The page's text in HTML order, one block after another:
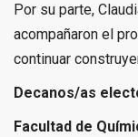
Por su parte,
acompañaron el
continuar
Decanos/as
Facultad de